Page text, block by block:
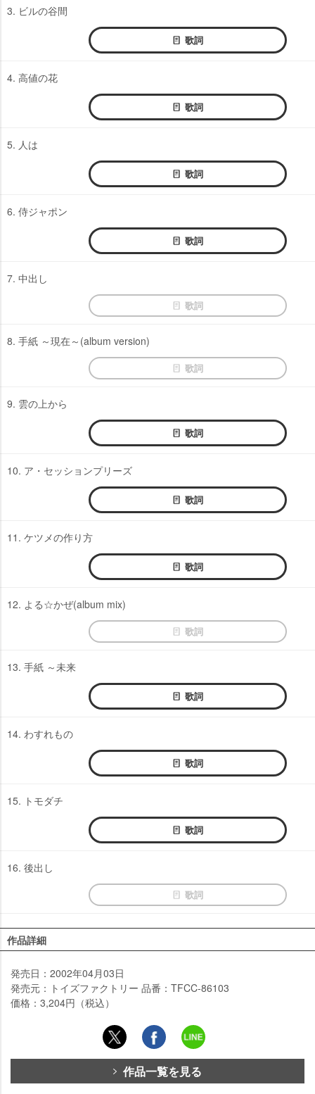
3. ビルの谷間
歌詞
4. 高値の花
歌詞
5. 人は
歌詞
6. 侍ジャポン
歌詞
7. 中出し
歌詞
8. 手紙 ～現在～(album version)
歌詞
9. 雲の上から
歌詞
10. ア・セッションプリーズ
歌詞
11. ケツメの作り方
歌詞
12. よる☆かぜ(album mix)
歌詞
13. 手紙 ～未来
歌詞
14. わすれもの
歌詞
15. トモダチ
歌詞
16. 後出し
歌詞
作品詳細
発売日：2002年04月03日
発売元：トイズファクトリー 品番：TFCC-86103
価格：3,204円（税込）
作品一覧を見る